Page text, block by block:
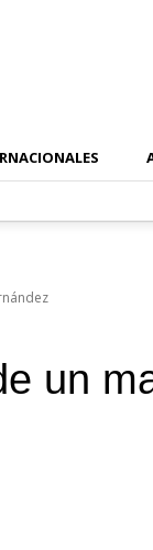
un